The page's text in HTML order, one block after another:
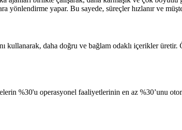
yönlendirme yapar. Bu sayede, süreçler hızlanır ve
daha doğru ve bağlam odaklı içerikler üretir.
%30'u operasyonel faaliyetlerinin en az %30’unu